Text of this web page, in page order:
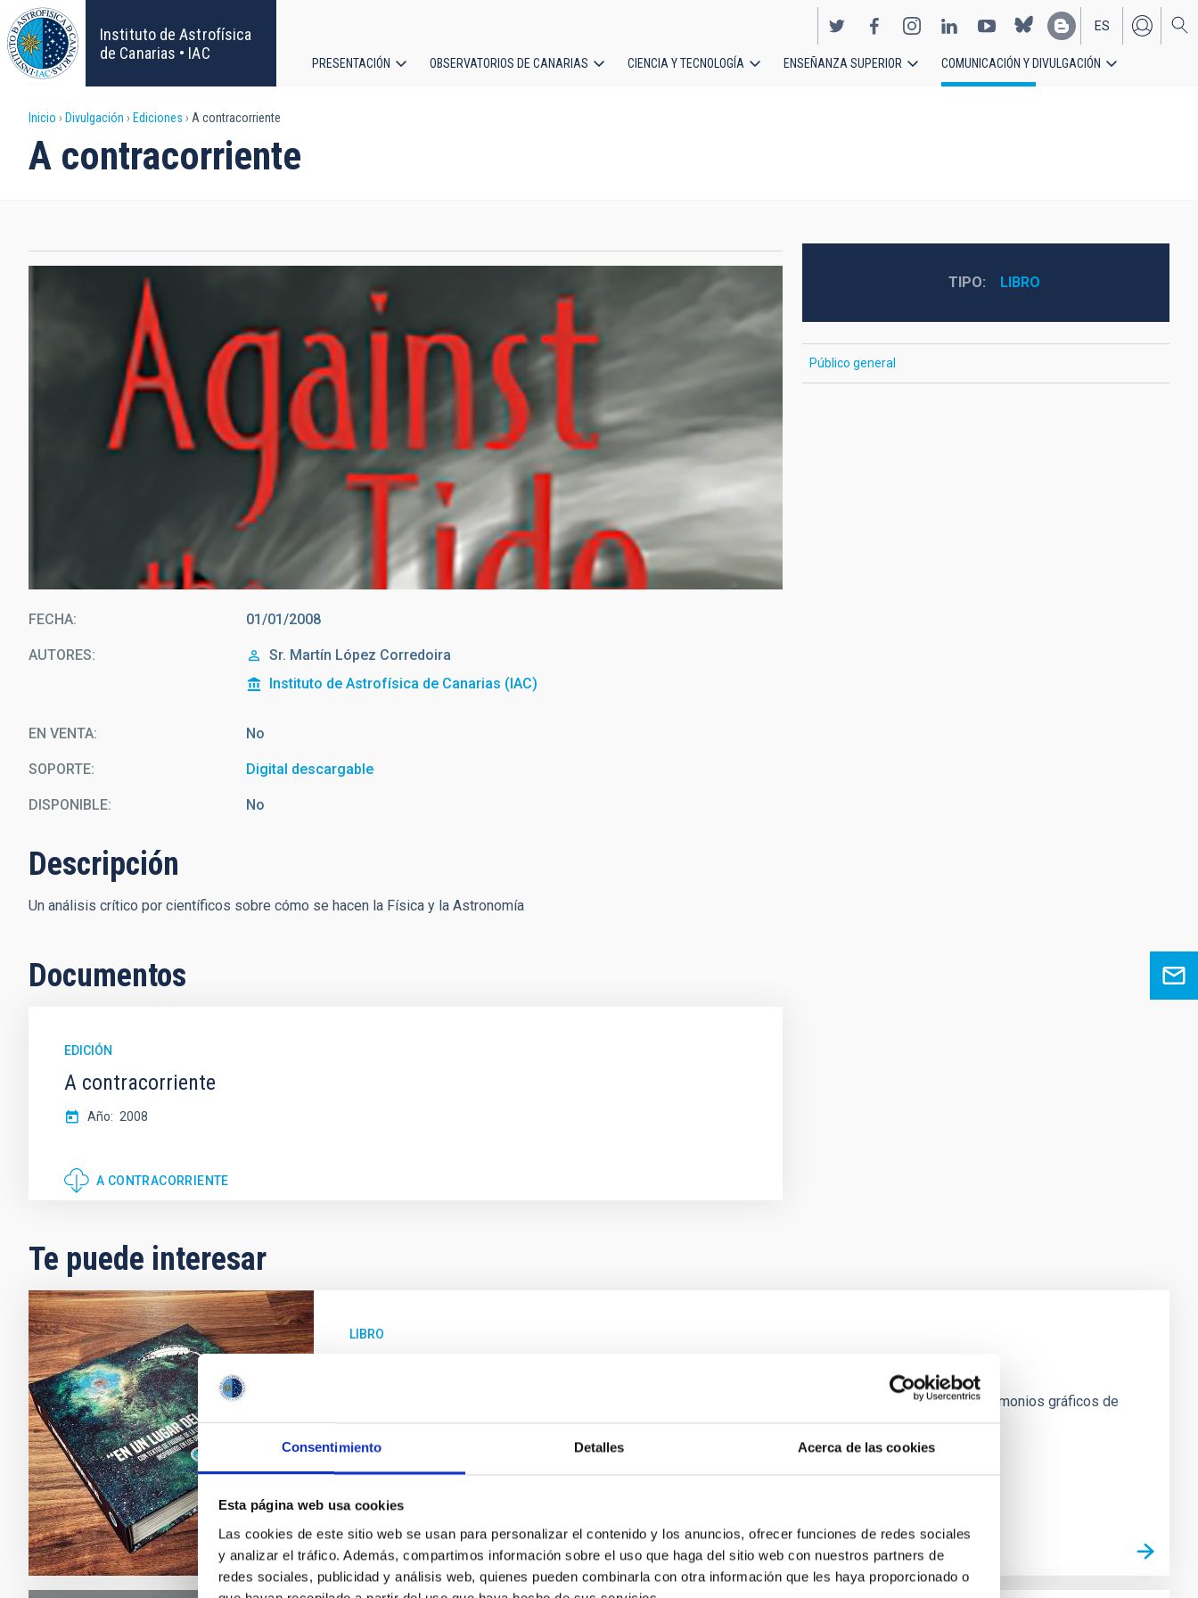
Consentimiento Detalles Acerca de las cookies
Esta página web usa cookies
Las cookies de este sitio web se usan para personalizar el contenido y los anuncios, ofrecer funciones de redes sociales
y analizar el tráfico. Además, compartimos información sobre el uso que haga del sitio web con nuestros partners de
redes sociales, publicidad y análisis web, quienes pueden combinarla con otra información que les haya proporcionado o
Pasar
al
contenido
principal
Instituto de Astrofísica
de Canarias • IAC
EN
ES
PRESENTACIÓN OBSERVATORIOS DE CANARIAS CIENCIA Y TECNOLOGÍA ENSEÑANZA SUPERIOR COMUNICACIÓN Y DIVULGACIÓN
Sobrescribir
enlaces
ayuda
a
navegación
Inicio Divulgación Ediciones A contracorriente
A contracorriente
FECHA 01/01/2008
AUTORES Sr. Martín López Corredoira
Instituto de Astrofísica de Canarias (IAC)
EN VENTA No
SOPORTE Digital descargable
DISPONIBLE No
Descripción
Un análisis crítico por científicos sobre cómo se hacen la Física y la Astronomía
Documentos
EDICIÓN
A contracorriente
Año 2008
A CONTRACORRIENTE
TIPO LIBRO
Público general
Te puede interesar
LIBRO
Esta publicación del Instituto de Astrofísica de Canarias (IAC) recoge las contribuciones literarias y testimonios gráficos de
grandes figuras de las letras hispanas invitadas a descubrir el cielo de